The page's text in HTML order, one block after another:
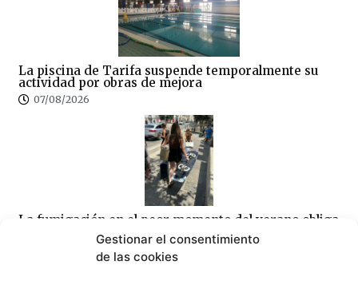
Gestionar el consentimiento
de las cookies
La piscina de Tarifa suspende temporalmente su
actividad por obras de mejora
07/08/2026
La fumigación en el peor momento del verano obliga
al Ayuntamiento a intentar rectificar, tras las quejas
de los empresarios